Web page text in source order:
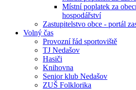
Místní poplatek za
hospodářství
Zastupitelstvo obce - portál
Volný čas
Provozní řád sportoviště
TJ Nedašov
Hasiči
Knihovna
Senior klub Nedašov
ZUŠ Folklorika